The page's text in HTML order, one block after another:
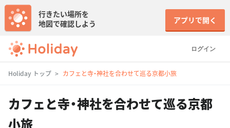
ログイン
行きたい場所を
地図で確認しよう
アプリで開く
Holiday トップ カフェと寺・神社を合わせて巡る京都小旅
カフェと寺・神社を合わせて巡る京都
小旅